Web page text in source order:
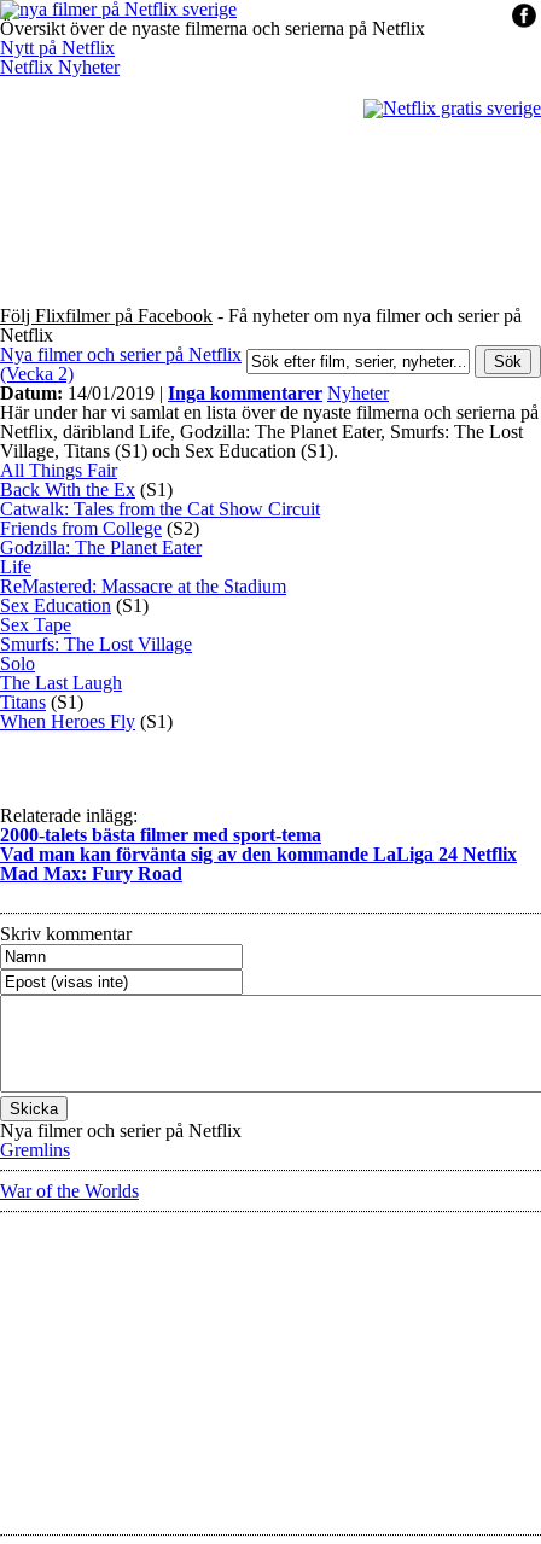
Översikt över de nyaste filmerna och serierna på Netflix
Nytt på Netflix
Netflix Nyheter
Följ Flixfilmer på Facebook - Få nyheter om nya filmer och serier på
Netflix
Nya filmer och serier på Netflix
(Vecka 2)
Datum: 14/01/2019 | Inga kommentarer Nyheter
Här under har vi samlat en lista över de nyaste filmerna och serierna på
Netflix, däribland Life, Godzilla: The Planet Eater, Smurfs: The Lost
Village, Titans (S1) och Sex Education (S1).
All Things Fair
Back With the Ex (S1)
Catwalk: Tales from the Cat Show Circuit
Friends from College (S2)
Godzilla: The Planet Eater
Life
ReMastered: Massacre at the Stadium
Sex Education (S1)
Sex Tape
Smurfs: The Lost Village
Solo
The Last Laugh
Titans (S1)
When Heroes Fly (S1)
Relaterade inlägg:
2000-talets bästa filmer med sport-tema
Vad man kan förvänta sig av den kommande LaLiga 24 Netflix
Mad Max: Fury Road
Skriv kommentar
Nya filmer och serier på Netflix
Gremlins
War of the Worlds